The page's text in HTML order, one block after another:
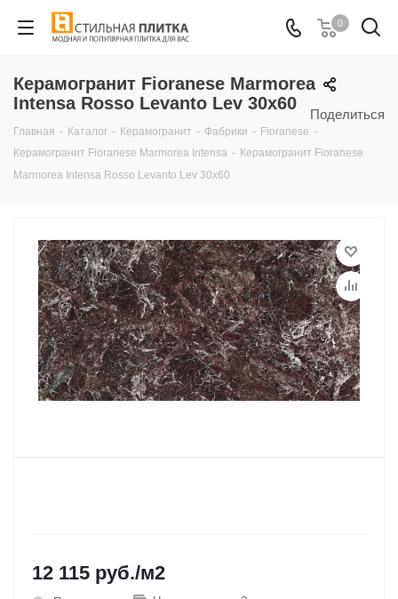
0
Поделиться
Керамогранит Fioranese Marmorea
Intensa Rosso Levanto Lev 30x60
Главная - Каталог - Керамогранит - Фабрики - Fioranese -
Керамогранит Fioranese Marmorea Intensa - Керамогранит Fioranese
Marmorea Intensa Rosso Levanto Lev 30x60
12 115 руб./м2